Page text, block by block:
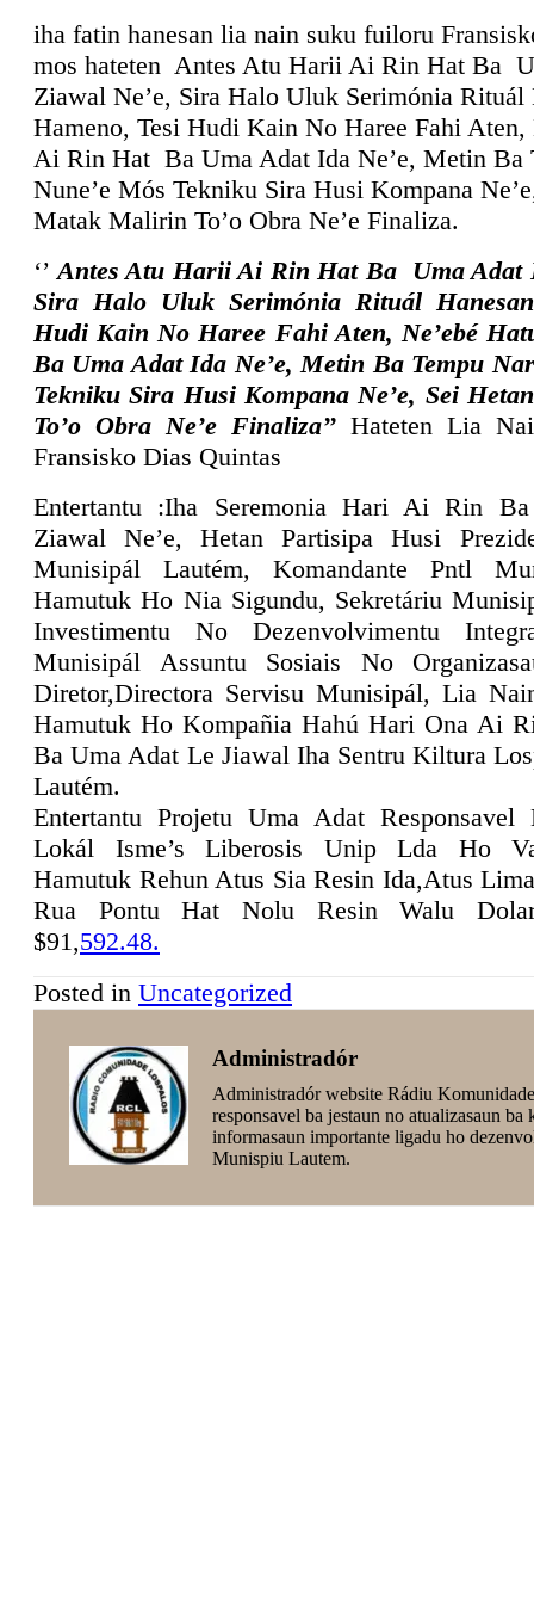
iha fatin hanesan lia nain suku fuiloru
mos hateten Antes Atu Harii Ai Rin Hat Ba
Ziawal Ne’e, Sira Halo Uluk Serimónia Rituál
Hameno, Tesi Hudi Kain No Haree Fahi Aten,
Ai Rin Hat Ba Uma Adat Ida Ne’e, Metin Ba
Nune’e Mós Tekniku Sira Husi Kompana
Matak Malirin To’o Obra Ne’e Finaliza.
‘’ Antes Atu Harii Ai Rin Hat Ba Uma Adat
Sira Halo Uluk Serimónia Rituál
Hudi Kain No Haree Fahi Aten, Ne’ebé
Ba Uma Adat Ida Ne’e, Metin Ba Tempu
Tekniku Sira Husi Kompana Ne’e, Sei
To’o Obra Ne’e Finaliza’’Hateten Lia
Fransisko Dias Quintas
Entertantu :Iha Seremonia Hari Ai Rin
Ziawal Ne’e, Hetan Partisipa Husi
Munisipál Lautém, Komandante Pntl
Hamutuk Ho Nia Sigundu, Sekretáriu
Investimentu No Dezenvolvimentu
Munisipál Assuntu Sosiais No
Diretor,Directora Servisu Munisipál, Lia
Hamutuk Ho Kompañia Hahú Hari Ona Ai
Ba Uma Adat Le Jiawal Iha Sentru Kiltura
Lautém.
Entertantu Projetu Uma Adat Responsavel
Lokál Isme’s Liberosis Unip Lda Ho
Hamutuk Rehun Atus Sia Resin Ida,Atus
Rua Pontu Hat Nolu Resin Walu
$91,592.48.
Posted in Uncategorized
Administradór
Administradór website Rádiu
responsavel ba jestaun no atualizasaun ba
informasaun importante ligadu ho
Munispiu Lautem.